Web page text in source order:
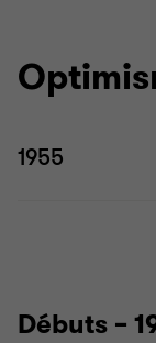
1955
Débuts –